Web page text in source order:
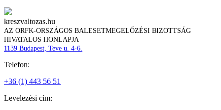
kreszvaltozas.hu
AZ ORFK-ORSZÁGOS BALESETMEGELŐZÉSI BIZOTTSÁG
HIVATALOS HONLAPJA
1139 Budapest, Teve u. 4-6.
Telefon:
+36 (1) 443 56 51
Levelezési cím: